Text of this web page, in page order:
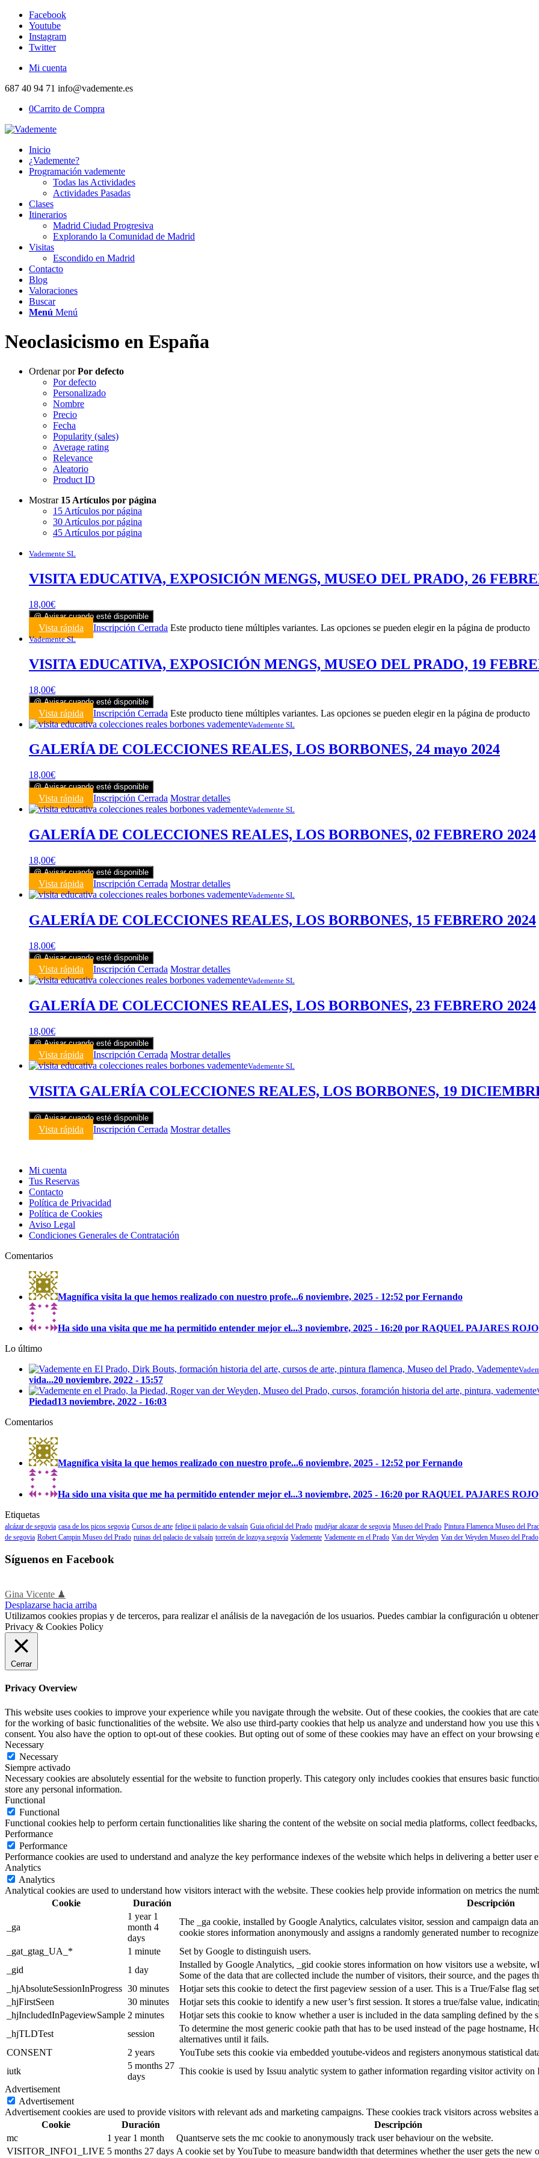
Facebook
Youtube
Instagram
Twitter
Mi cuenta
687 40 94 71 info@vademente.es
0Carrito de Compra
Inicio
¿Vademente?
Programación vademente
Todas las Actividades
Actividades Pasadas
Clases
Itinerarios
Madrid Ciudad Progresiva
Explorando la Comunidad de Madrid
Visitas
Escondido en Madrid
Contacto
Blog
Valoraciones
Buscar
Menú Menú
Neoclasicismo en España
Ordenar porPor defecto
Por defecto
Personalizado
Nombre
Precio
Fecha
Popularity (sales)
Average rating
Relevance
Aleatorio
Product ID
Mostrar 15 Artículos por página
15 Artículos por página
30 Artículos por página
45 Artículos por página
Vademente SL
VISITA EDUCATIVA, EXPOSICIÓN MENGS, MUSEO DEL PRADO, 26
18,00€
@ Avisar cuando esté disponible
Vista rápida Inscripción Cerrada Este producto tiene múltiples variantes. Las opciones se pueden elegir en la página de producto
Vademente SL
VISITA EDUCATIVA, EXPOSICIÓN MENGS, MUSEO DEL PRADO, 19
18,00€
@ Avisar cuando esté disponible
Vista rápida Inscripción Cerrada Este producto tiene múltiples variantes. Las opciones se pueden elegir en la página de producto
Vademente SL
GALERÍA DE COLECCIONES REALES, LOS BORBONES, 24 mayo 2024
18,00€
@ Avisar cuando esté disponible
Vista rápida Inscripción Cerrada Mostrar detalles
Vademente SL
GALERÍA DE COLECCIONES REALES, LOS BORBONES, 02 FEBRERO 2024
18,00€
@ Avisar cuando esté disponible
Vista rápida Inscripción Cerrada Mostrar detalles
Vademente SL
GALERÍA DE COLECCIONES REALES, LOS BORBONES, 15 FEBRERO 2024
18,00€
@ Avisar cuando esté disponible
Vista rápida Inscripción Cerrada Mostrar detalles
Vademente SL
GALERÍA DE COLECCIONES REALES, LOS BORBONES, 23 FEBRERO 2024
18,00€
@ Avisar cuando esté disponible
Vista rápida Inscripción Cerrada Mostrar detalles
Vademente SL
VISITA GALERÍA COLECCIONES REALES, LOS BORBONES, 19
@ Avisar cuando esté disponible
Vista rápida Inscripción Cerrada Mostrar detalles
Mi cuenta
Tus Reservas
Contacto
Política de Privacidad
Política de Cookies
Aviso Legal
Condiciones Generales de Contratación
Comentarios
Magnífica visita la que hemos realizado con nuestro profe...6 noviembre, 2025 - 12:52 por Fernando
Ha sido una visita que me ha permitido entender mejor el...3 noviembre, 2025 - 16:20 por RAQUEL PAJARES ROJO
Lo último
vida...20 noviembre, 2022 - 15:57
Piedad13 noviembre, 2022 - 16:03
Comentarios
Magnífica visita la que hemos realizado con nuestro profe...6 noviembre, 2025 - 12:52 por Fernando
Ha sido una visita que me ha permitido entender mejor el...3 noviembre, 2025 - 16:20 por RAQUEL PAJARES ROJO
Etiquetas
alcázar de segovia casa de los picos segovia Cursos de arte felipe ii palacio de valsaín Guia oficial del Prado mudéjar alcazar de segovia Museo del Prado Pintura Flamenca Museo del
de segovia Robert Campin Museo del Prado ruinas del palacio de valsaín torreón de lozoya segovía Vademente Vademente en el Prado Van der Weyden Van der Weyden Museo del Prado
Síguenos en Facebook
Gina Vicente ♟
Desplazarse hacia arriba
Utilizamos cookies propias y de terceros, para realizar el análisis de la navegación de los usuarios. Puedes cambiar la configuración u
Privacy & Cookies Policy
Cerrar
Privacy Overview
This website uses cookies to improve your experience while you navigate through the website. Out of these cookies, the cookies that are
for the working of basic functionalities of the website. We also use third-party cookies that help us analyze and understand how you use
consent. You also have the option to opt-out of these cookies. But opting out of some of these cookies may have an effect on your browsing
Necessary
Necessary
Siempre activado
Necessary cookies are absolutely essential for the website to function properly. This category only includes cookies that ensures basic
store any personal information.
Functional
Functional
Functional cookies help to perform certain functionalities like sharing the content of the website on social media platforms, collect
Performance
Performance
Performance cookies are used to understand and analyze the key performance indexes of the website which helps in delivering a better user
Analytics
Analytics
Analytical cookies are used to understand how visitors interact with the website. These cookies help provide information on metrics the
Cookie
Duración Descripción
_ga
1 year 1
month 4
days
The _ga cookie, installed by Google Analytics, calculates visitor, session and campaign data
cookie stores information anonymously and assigns a randomly generated number to
_gat_gtag_UA_*
1 minute
Set by Google to distinguish users.
_gid
1 day
Installed by Google Analytics, _gid cookie stores information on how visitors use a website,
Some of the data that are collected include the number of visitors, their source, and the pages
_hjAbsoluteSessionInProgress 30 minutes
Hotjar sets this cookie to detect the first pageview session of a user. This is a True/False flag
_hjFirstSeen
30 minutes
Hotjar sets this cookie to identify a new user’s first session. It stores a true/false value,
_hjIncludedInPageviewSample 2 minutes
Hotjar sets this cookie to know whether a user is included in the data sampling defined by the
_hjTLDTest
session
To determine the most generic cookie path that has to be used instead of the page
alternatives until it fails.
CONSENT
2 years
YouTube sets this cookie via embedded youtube-videos and registers anonymous statistical
iutk
5 months 27
days
This cookie is used by Issuu analytic system to gather information regarding visitor activity on
Advertisement
Advertisement
Advertisement cookies are used to provide visitors with relevant ads and marketing campaigns. These cookies track visitors across
Cookie
Duración
Descripción
mc
1 year 1 month
Quantserve sets the mc cookie to anonymously track user behaviour on the website.
VISITOR_INFO1_LIVE 5 months 27 days A cookie set by YouTube to measure bandwidth that determines whether the user gets the new